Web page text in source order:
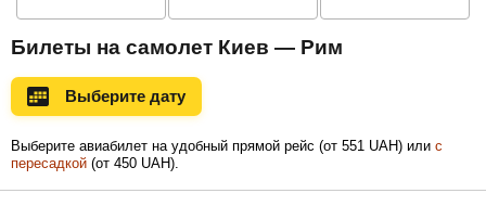
Сентябрь
Ноябрь
Билеты на самолет Киев — Рим
Выберите дату
Выберите авиабилет на удобный прямой рейс (от 551 UAH) или с
пересадкой (от 450 UAH).